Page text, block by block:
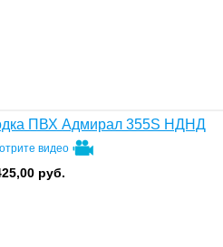
ПВХ Адмирал 355S НДНД
видео
руб.